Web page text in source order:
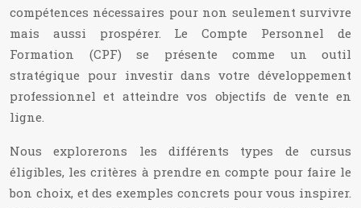
compétences nécessaires pour non seulement survivre
mais aussi prospérer. Le Compte Personnel de
Formation (CPF) se présente comme un outil
stratégique pour investir dans votre développement
professionnel et atteindre vos objectifs de vente en
ligne.
Nous explorerons les différents types de cursus
éligibles, les critères à prendre en compte pour faire le
bon choix, et des exemples concrets pour vous inspirer.